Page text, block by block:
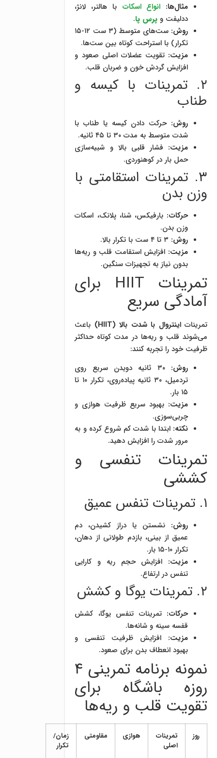
مثال‌ها: انواع اسکات با هالتر، لانژ،
ددلیفت و پرس پا.
روش:
ست‌های متوسط (۳ ست ۱۲-۱۵
تکرار) با استراحت کوتاه بین ست‌ها.
مزیت: تقویت عضلات اصلی صعود و
افزایش گردش خون و ضربان قلب.
۲. تمرینات با کیسه و
طناب
روش: حرکت دادن کیسه یا طناب با
شدت متوسط به مدت ۳۰ تا ۴۵ ثانیه.
مزیت: فشار قلبی بالا و شبیه‌سازی
حمل بار در کوهنوردی.
۳. تمرینات استقامتی با
وزن بدن
حرکات: بارفیکس، شنا، پلانک، اسکات
وزن بدن.
روش:
مزیت: افزایش استقامت قلب و ریه‌ها
بدون نیاز به تجهیزات سنگین.
تمرینات HIIT برای
آمادگی سریع
تمریناتاینتروال با شدت بالا (HIIT)
باعث
می‌شوند قلب و ریه‌ها در مدت کوتاه حداکثر
ظرفیت خود را تجربه کنند:
روش:
۳۰ ثانیه دویدن سریع روی
تردمیل، ۳۰ ثانیه پیاده‌روی، تکرار ۱۰ تا
۱۵ بار.
مزیت: بهبود سریع ظرفیت هوازی و
چربی‌سوزی.
نکته: ابتدا با شدت کم شروع کرده و به
مرور شدت را افزایش دهید.
تمرینات تنفسی و
کششی
۱. تمرینات تنفس عمیق
روش: نشستن یا دراز کشیدن، دم
عمیق از بینی، بازدم طولانی از دهان،
تکرار ۱۰-۱۵ بار.
مزیت: افزایش حجم ریه و کارایی
تنفس در ارتفاع.
۲. تمرینات یوگا و کشش
حرکات: تمرینات تنفس یوگا، کشش
قفسه سینه و شانه‌ها.
مزیت: افزایش ظرفیت تنفسی و
بهبود انعطاف بدن برای صعود.
نمونه برنامه تمرینی ۴
روزه باشگاه برای
تقویت قلب و ریه‌ها
روز
تمرینات
اصلی
هوازی مقاومتی
زمان/
تکرار